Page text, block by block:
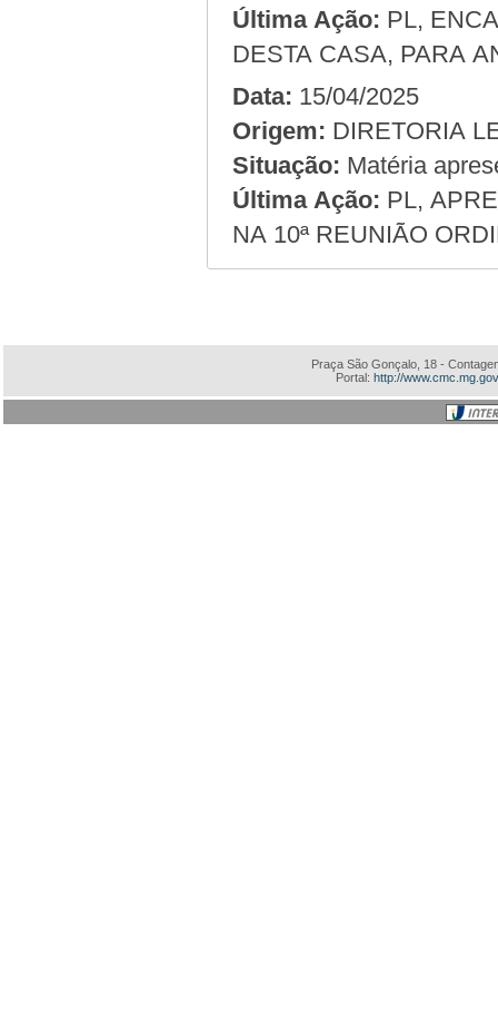
Última Ação: PL,
DESTA CASA, PARA
Data: 15/04/2025
Origem:
Situação: Matéria
Última Ação: PL,
NA 10ª REUNIÃO
Praça São Gonçalo, 18 -
Portal: http://